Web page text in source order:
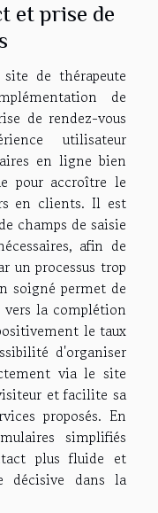
et prise de
de thérapeute
de
de rendez-vous
utilisateur
en ligne bien
pour accroître le
en clients. Il est
champs de saisie
afin de
un processus trop
soigné permet de
la complétion
le taux
d'organiser
via le site
et facilite sa
proposés. En
simplifiés
plus fluide et
décisive dans la